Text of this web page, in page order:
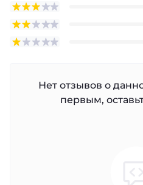
Нет отзывов о
первым,